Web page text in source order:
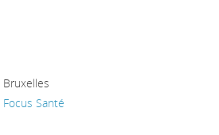
Bruxelles
Focus Santé